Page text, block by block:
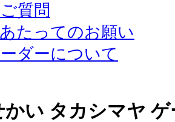
質問
たってのお願い
ダーについて
い タカシマヤ